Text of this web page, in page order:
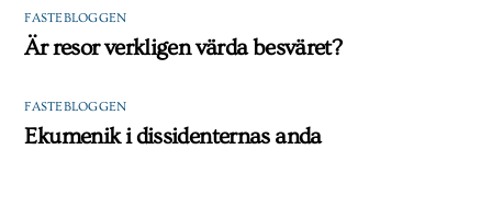
FASTEBLOGGEN
Är resor verkligen värda besväret?
FASTEBLOGGEN
Ekumenik i dissidenternas anda